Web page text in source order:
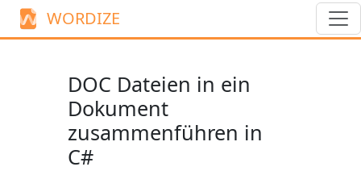
WORDIZE
DOC Dateien in ein
Dokument
zusammenführen in
C#